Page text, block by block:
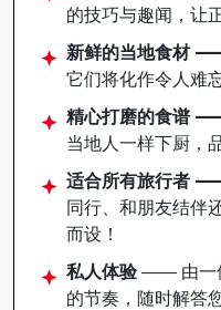
的技巧与趣闻，让
新鲜的当地食材
它们将化作令人难
精心打磨的食谱
当地人一样下厨，
适合所有旅行者
同行、和朋友结伴
而设！
私人体验—— 由一
的节奏，随时解答